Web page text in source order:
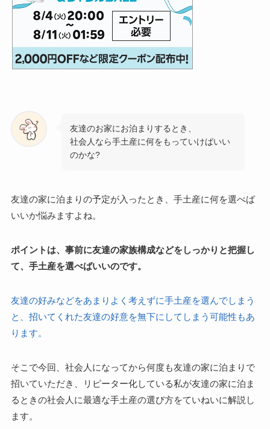
友達のお家にお泊まりするとき、
社会人なら手土産に何をもっていけばいい
のかな?
友達の家に泊まりの予定が入ったとき、手土産に何を選べば
いいか悩みますよね。
ポイントは、事前に友達の家族構成などをしっかりと把握し
て、手土産を選べばいいのです。
友達の好みなどをあまりよく考えずに手土産を選んでしまう
と、招いてくれた友達の好意を無下にしてしまう可能性もあ
ります。
そこで今回、社会人になってから何度も友達の家に泊まりで
招いていただき、リピーター化している私が友達の家に泊ま
るときの社会人に最適な手土産の選び方をていねいに解説し
ます。